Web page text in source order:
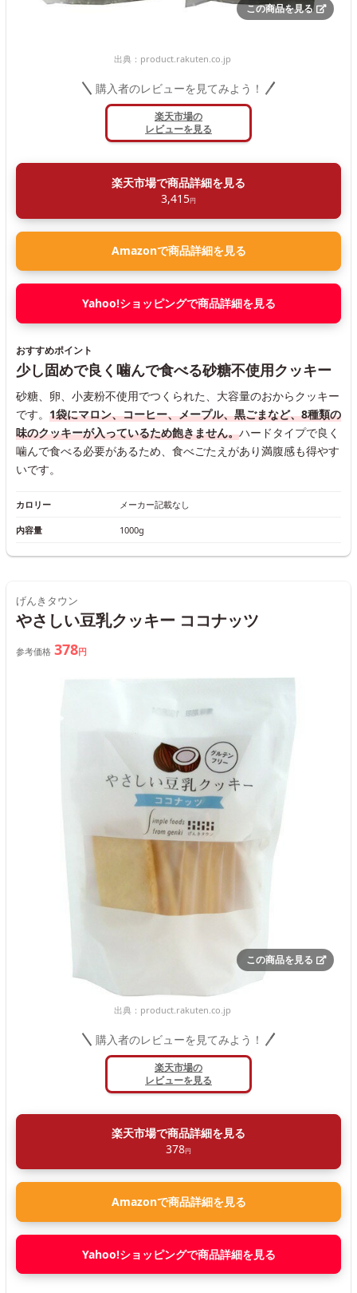
この商品を見る
出典： product.rakuten.co.jp
購入者のレビューを見てみよう！
楽天市場の
レビューを見る
楽天市場で商品詳細を見る
3,415円
Amazonで商品詳細を見る
Yahoo!ショッピングで商品詳細を見る
おすすめポイント
少し固めで良く噛んで食べる砂糖不使用クッキー
砂糖、卵、小麦粉不使用でつくられた、大容量のおからクッキー
です。 1袋にマロン、コーヒー、メープル、黒ごまなど、8種類の
味のクッキーが入っているため飽きません。ハードタイプで良く
噛んで食べる必要があるため、食べごたえがあり満腹感も得やす
いです。
カロリー メーカー記載なし
内容量 1000g
げんきタウン
やさしい豆乳クッキー ココナッツ
参考価格 378円
この商品を見る
出典： product.rakuten.co.jp
購入者のレビューを見てみよう！
楽天市場の
レビューを見る
楽天市場で商品詳細を見る
378円
Amazonで商品詳細を見る
Yahoo!ショッピングで商品詳細を見る